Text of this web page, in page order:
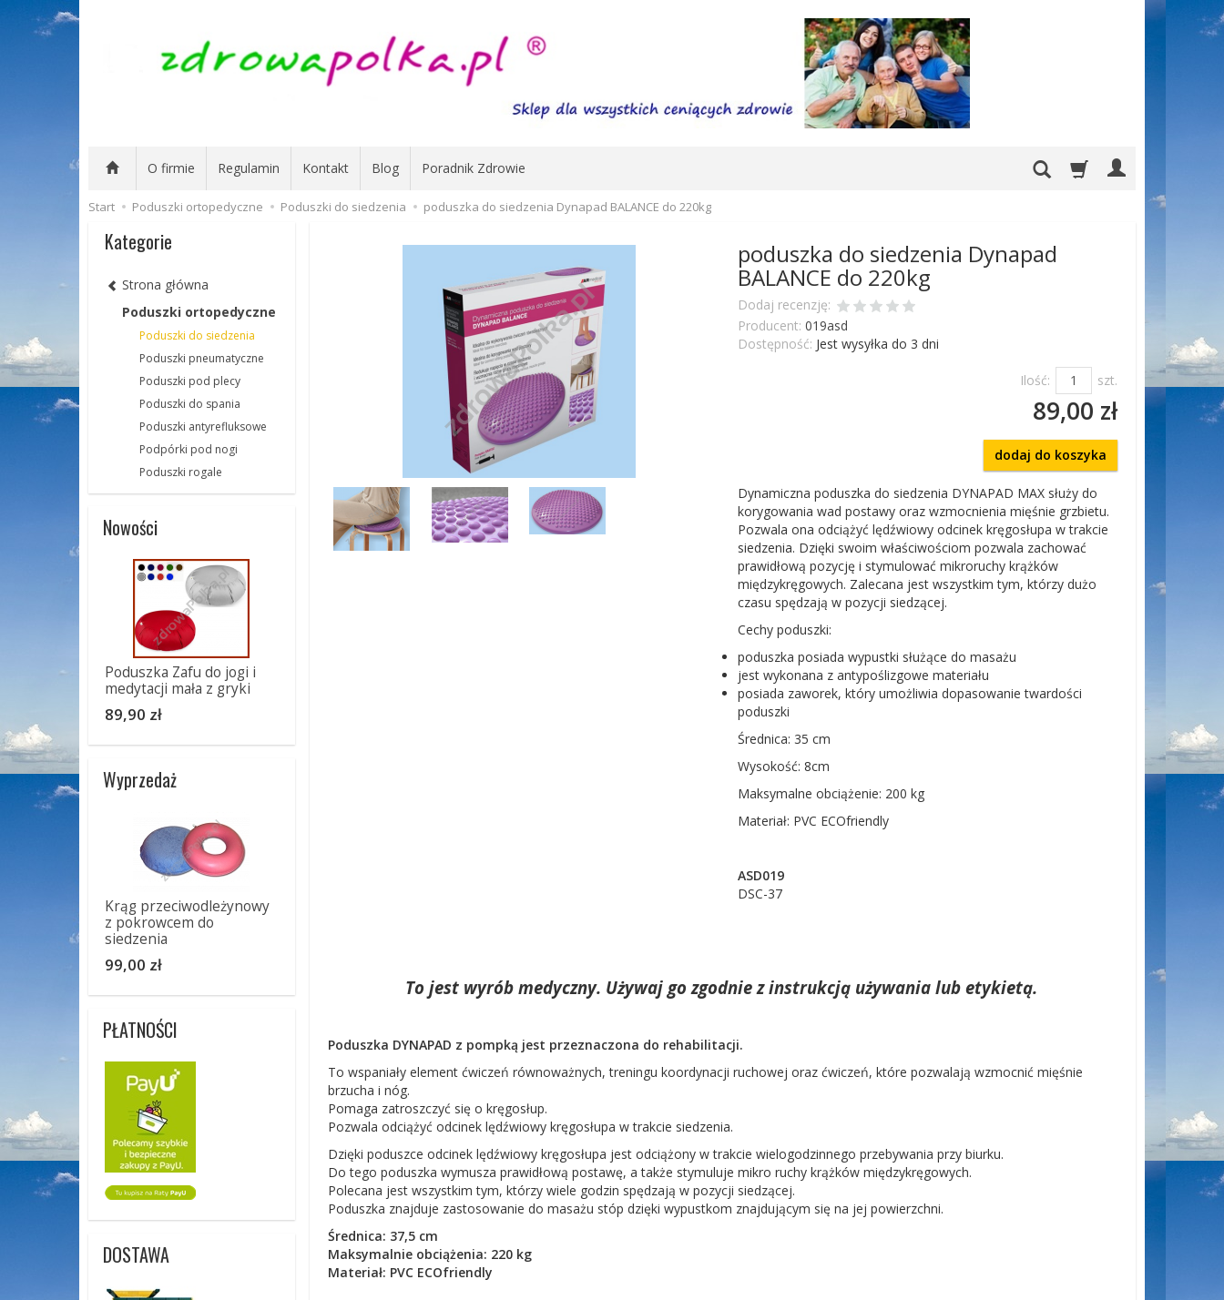
O firmie Regulamin Kontakt Blog Poradnik Zdrowie
Start Poduszki ortopedyczne Poduszki do siedzenia poduszka do siedzenia Dynapad BALANCE do 220kg
poduszka do siedzenia Dynapad
BALANCE do 220kg
Dodaj recenzję:
Producent: 019asd
Dostępność: Jest wysyłka do 3 dni
Ilość: szt.
89,00 zł
dodaj do koszyka
Dynamiczna poduszka do siedzenia DYNAPAD MAX służy do
korygowania wad postawy oraz wzmocnienia mięśnie grzbietu.
Pozwala ona odciążyć lędźwiowy odcinek kręgosłupa w trakcie
siedzenia. Dzięki swoim właściwościom pozwala zachować
prawidłową pozycję i stymulować mikroruchy krążków
międzykręgowych. Zalecana jest wszystkim tym, którzy dużo
czasu spędzają w pozycji siedzącej.
Cechy poduszki:
poduszka posiada wypustki służące do masażu
jest wykonana z antypoślizgowe materiału
posiada zaworek, który umożliwia dopasowanie twardości
poduszki
Średnica: 35 cm
Wysokość: 8cm
Maksymalne obciążenie: 200 kg
Materiał: PVC ECOfriendly
ASD019
DSC-37
To jest wyrób medyczny. Używaj go zgodnie z instrukcją używania lub etykietą.
Poduszka DYNAPAD z pompką jest przeznaczona do rehabilitacji.
To wspaniały element ćwiczeń równoważnych, treningu koordynacji ruchowej oraz ćwiczeń, które pozwalają wzmocnić mięśnie
brzucha i nóg.
Pomaga zatroszczyć się o kręgosłup.
Pozwala odciążyć odcinek lędźwiowy kręgosłupa w trakcie siedzenia.
Dzięki poduszce odcinek lędźwiowy kręgosłupa jest odciążony w trakcie wielogodzinnego przebywania przy biurku.
Do tego poduszka wymusza prawidłową postawę, a także stymuluje mikro ruchy krążków międzykręgowych.
Polecana jest wszystkim tym, którzy wiele godzin spędzają w pozycji siedzącej.
Poduszka znajduje zastosowanie do masażu stóp dzięki wypustkom znajdującym się na jej powierzchni.
Średnica: 37,5 cm
Maksymalnie obciążenia: 220 kg
Materiał: PVC ECOfriendly
Kategorie
Strona główna
Poduszki ortopedyczne
Poduszki do siedzenia
Poduszki pneumatyczne
Poduszki pod plecy
Poduszki do spania
Poduszki antyrefluksowe
Podpórki pod nogi
Poduszki rogale
Nowości
Poduszka Zafu do jogi i
medytacji mała z gryki
89,90 zł
Wyprzedaż
Krąg przeciwodleżynowy
z pokrowcem do
siedzenia
99,00 zł
PŁATNOŚCI
DOSTAWA